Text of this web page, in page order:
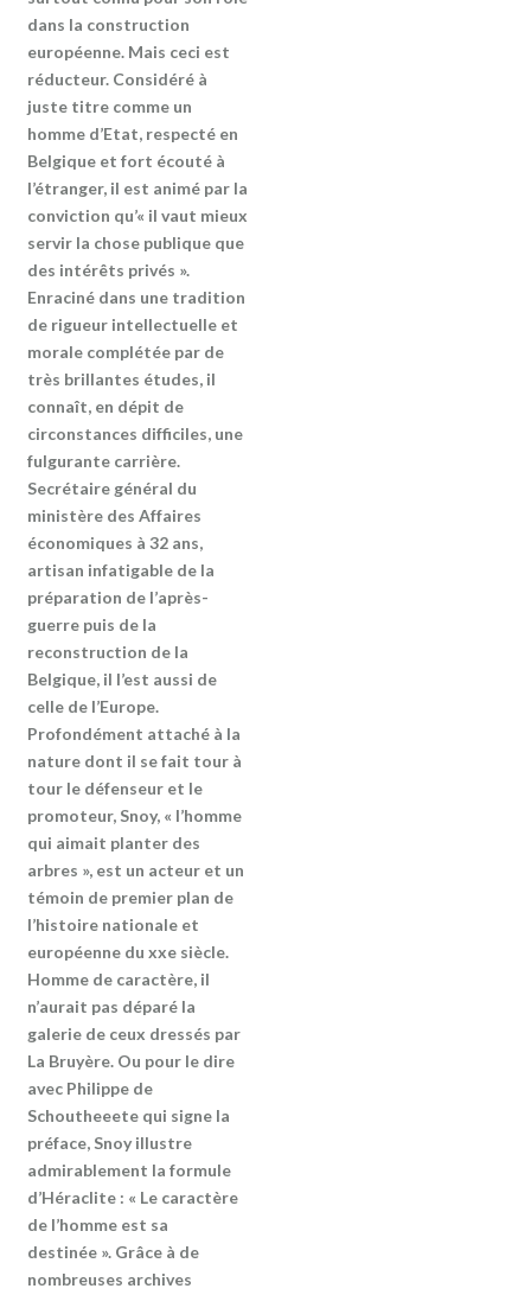
dans la construction
européenne. Mais ceci est
réducteur. Considéré à
juste titre comme un
homme d’Etat, respecté en
Belgique et fort écouté à
l’étranger, il est animé par la
conviction qu’« il vaut mieux
servir la chose publique que
des intérêts privés ».
Enraciné dans une tradition
de rigueur intellectuelle et
morale complétée par de
très brillantes études, il
connaît, en dépit de
circonstances difficiles, une
fulgurante carrière.
Secrétaire général du
ministère des Affaires
économiques à 32 ans,
artisan infatigable de la
préparation de l’après-
guerre puis de la
reconstruction de la
Belgique, il l’est aussi de
celle de l’Europe.
Profondément attaché à la
nature dont il se fait tour à
tour le défenseur et le
promoteur, Snoy, « l’homme
qui aimait planter des
arbres », est un acteur et un
témoin de premier plan de
l’histoire nationale et
européenne du xxe siècle.
Homme de caractère, il
n’aurait pas déparé la
galerie de ceux dressés par
La Bruyère. Ou pour le dire
avec Philippe de
Schoutheeete qui signe la
préface, Snoy illustre
admirablement la formule
d’Héraclite : « Le caractère
de l’homme est sa
destinée ». Grâce à de
nombreuses archives